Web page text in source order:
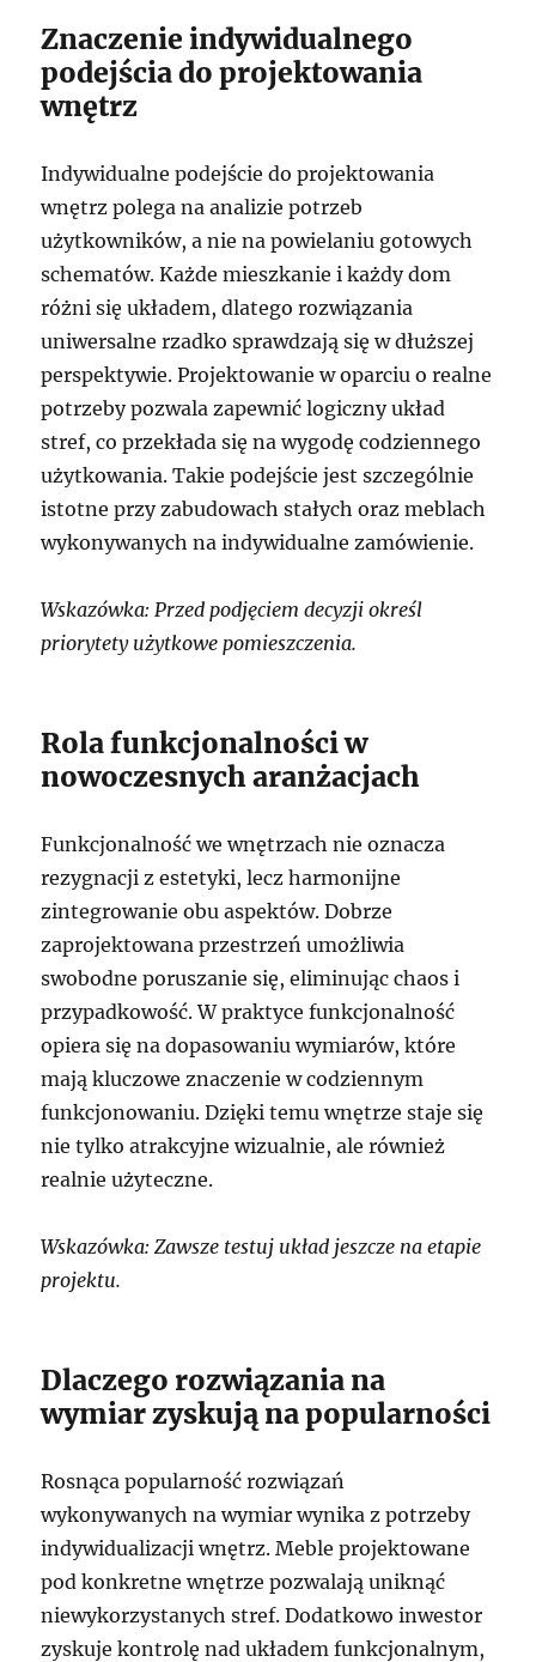
Znaczenie indywidualnego
podejścia do projektowania
wnętrz
Indywidualne podejście do projektowania
wnętrz polega na analizie potrzeb
użytkowników, a nie na powielaniu gotowych
schematów. Każde mieszkanie i każdy dom
różni się układem, dlatego rozwiązania
uniwersalne rzadko sprawdzają się w dłuższej
perspektywie. Projektowanie w oparciu o realne
potrzeby pozwala zapewnić logiczny układ
stref, co przekłada się na wygodę codziennego
użytkowania. Takie podejście jest szczególnie
istotne przy zabudowach stałych oraz meblach
wykonywanych na indywidualne zamówienie.
Wskazówka: Przed podjęciem decyzji określ
priorytety użytkowe pomieszczenia.
Rola funkcjonalności w
nowoczesnych aranżacjach
Funkcjonalność we wnętrzach nie oznacza
rezygnacji z estetyki, lecz harmonijne
zintegrowanie obu aspektów. Dobrze
zaprojektowana przestrzeń umożliwia
swobodne poruszanie się, eliminując chaos i
przypadkowość. W praktyce funkcjonalność
opiera się na dopasowaniu wymiarów, które
mają kluczowe znaczenie w codziennym
funkcjonowaniu. Dzięki temu wnętrze staje się
nie tylko atrakcyjne wizualnie, ale również
realnie użyteczne.
Wskazówka: Zawsze testuj układ jeszcze na etapie
projektu.
Dlaczego rozwiązania na
wymiar zyskują na popularności
Rosnąca popularność rozwiązań
wykonywanych na wymiar wynika z potrzeby
indywidualizacji wnętrz. Meble projektowane
pod konkretne wnętrze pozwalają uniknąć
niewykorzystanych stref. Dodatkowo inwestor
zyskuje kontrolę nad układem funkcjonalnym,